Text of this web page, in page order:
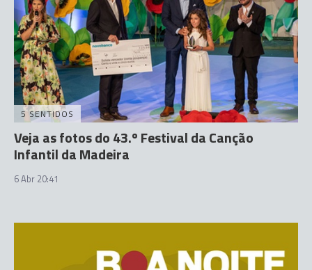
5 SENTIDOS
Veja as fotos do 43.º Festival da Canção
Infantil da Madeira
6 Abr 20:41